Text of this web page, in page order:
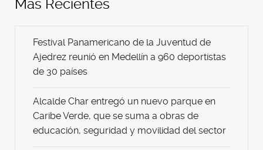
Más Recientes
Festival Panamericano de la Juventud de
Ajedrez reunió en Medellín a 960 deportistas
de 30 países
Alcalde Char entregó un nuevo parque en
Caribe Verde, que se suma a obras de
educación, seguridad y movilidad del sector